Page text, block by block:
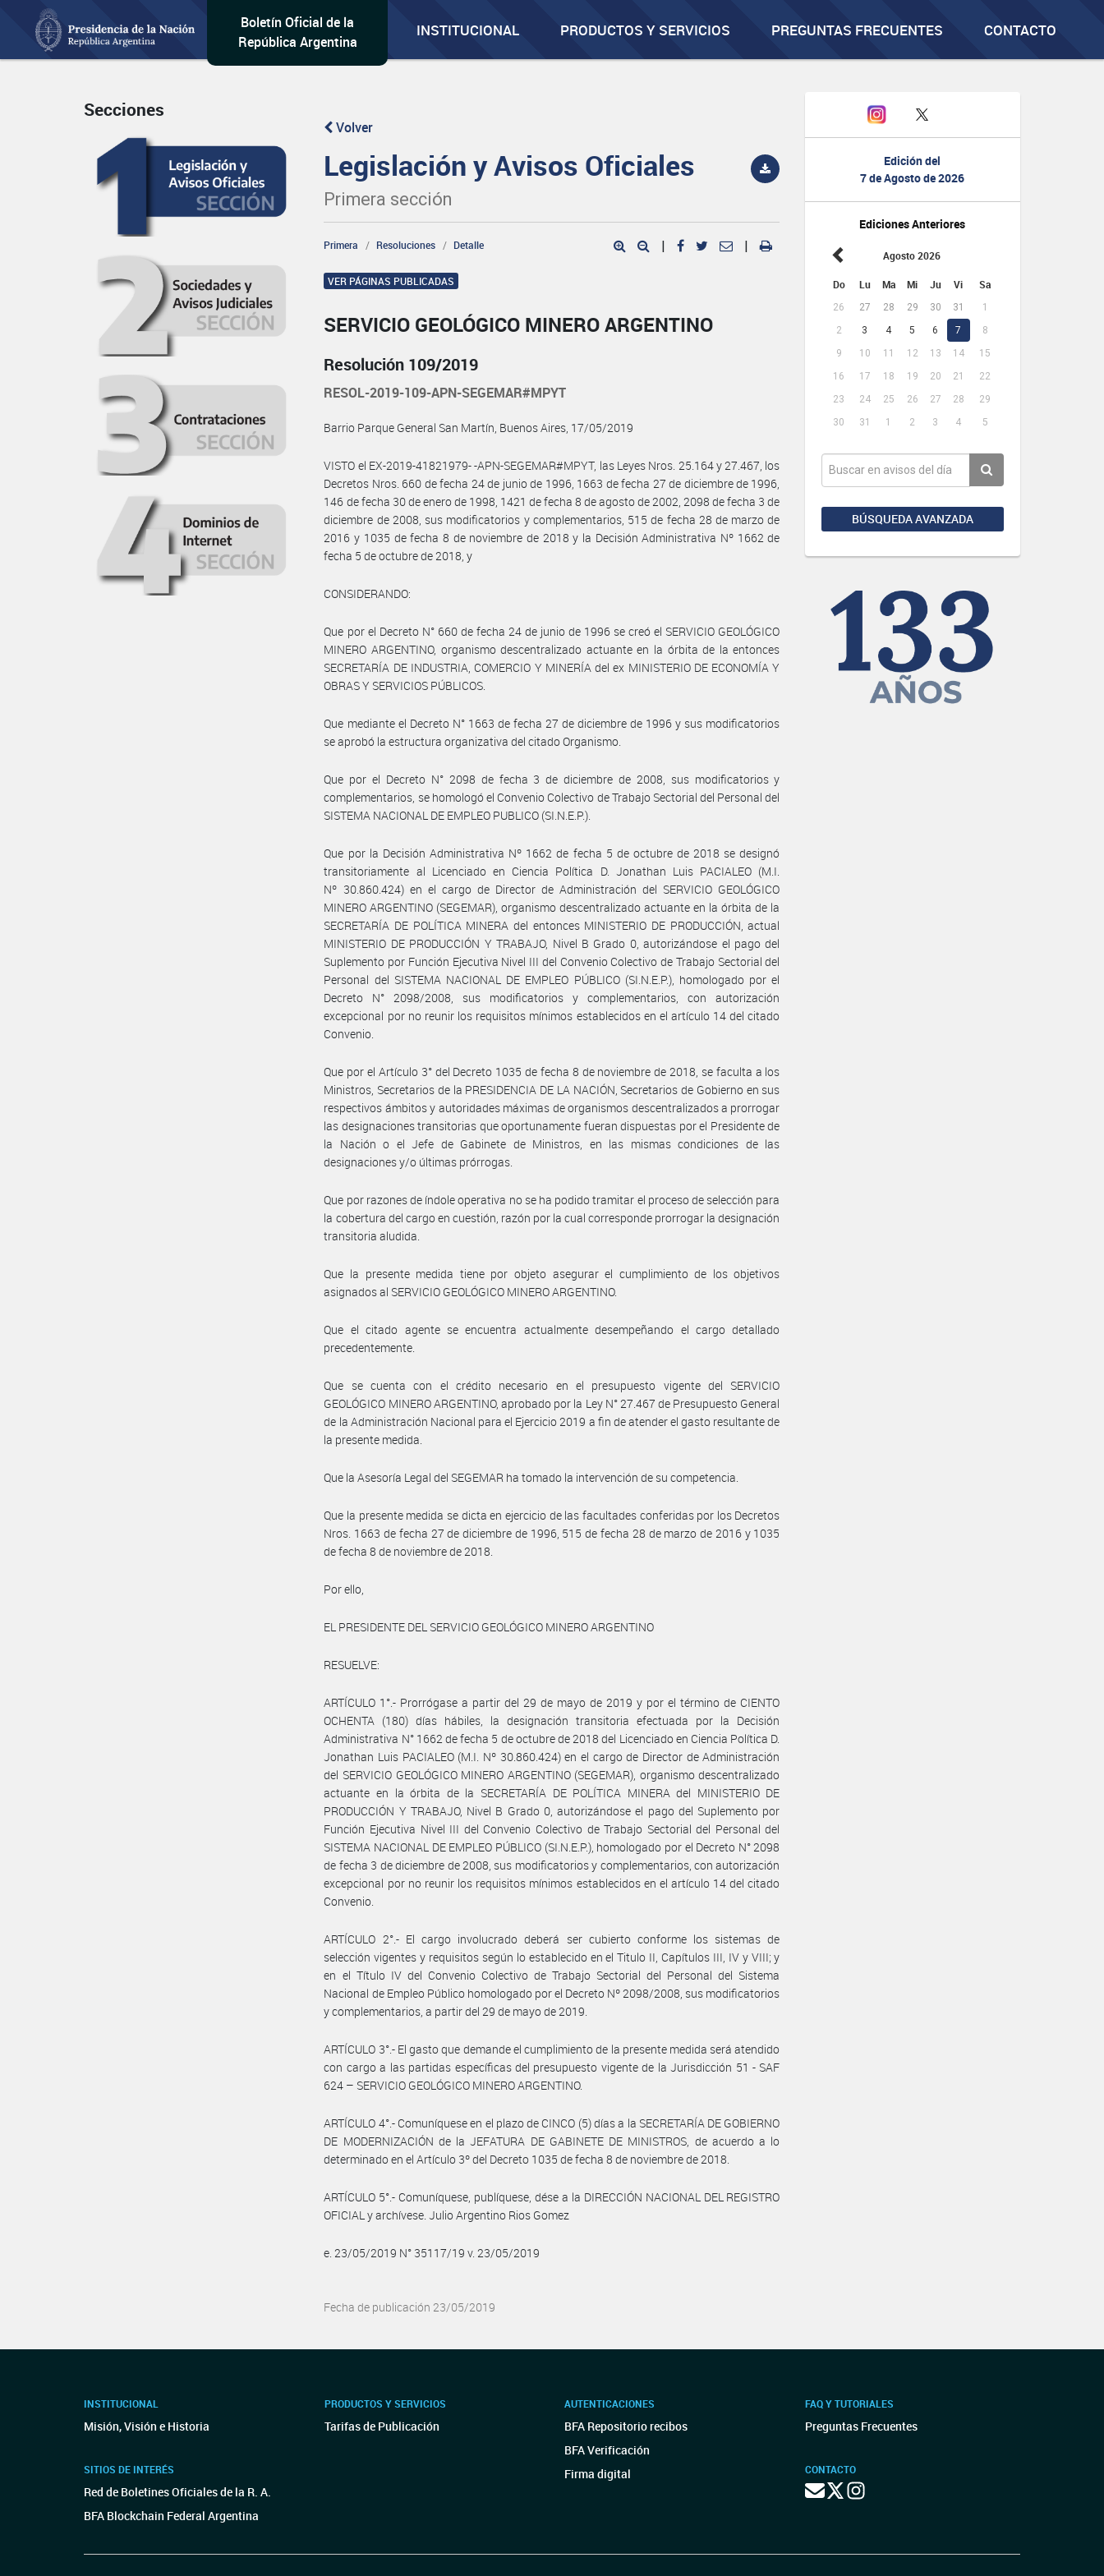
Boletín Oficial de la
República Argentina
INSTITUCIONAL PRODUCTOS Y SERVICIOS PREGUNTAS FRECUENTES CONTACTO
Edición del
7 de Agosto de 2026
Ediciones Anteriores
Agosto 2026
Do Lu Ma Mi Ju Vi Sa
26 27 28 29 30 31
1
2
3 4 5 6 7
8
9
10 11 12 13 14
15
16
17 18 19 20 21
22
23
24 25 26 27 28
29
30
31 1 2 3 4 5
BÚSQUEDA AVANZADA
Secciones
Volver
Legislación y Avisos Oficiales
Primera sección
Primera Resoluciones Detalle | |
VER PÁGINAS PUBLICADAS
SERVICIO GEOLÓGICO MINERO ARGENTINO
Resolución 109/2019
RESOL-2019-109-APN-SEGEMAR#MPYT
Barrio Parque General San Martín, Buenos Aires, 17/05/2019
VISTO el EX-2019-41821979- -APN-SEGEMAR#MPYT, las Leyes Nros. 25.164 y 27.467, los
Decretos Nros. 660 de fecha 24 de junio de 1996, 1663 de fecha 27 de diciembre de 1996,
146 de fecha 30 de enero de 1998, 1421 de fecha 8 de agosto de 2002, 2098 de fecha 3 de
diciembre de 2008, sus modificatorios y complementarios, 515 de fecha 28 de marzo de
2016 y 1035 de fecha 8 de noviembre de 2018 y la Decisión Administrativa Nº 1662 de
fecha 5 de octubre de 2018, y
CONSIDERANDO:
Que por el Decreto N° 660 de fecha 24 de junio de 1996 se creó el SERVICIO GEOLÓGICO
MINERO ARGENTINO, organismo descentralizado actuante en la órbita de la entonces
SECRETARÍA DE INDUSTRIA, COMERCIO Y MINERÍA del ex MINISTERIO DE ECONOMÍA Y
OBRAS Y SERVICIOS PÚBLICOS.
Que mediante el Decreto N° 1663 de fecha 27 de diciembre de 1996 y sus modificatorios
se aprobó la estructura organizativa del citado Organismo.
Que por el Decreto N° 2098 de fecha 3 de diciembre de 2008, sus modificatorios y
complementarios, se homologó el Convenio Colectivo de Trabajo Sectorial del Personal del
SISTEMA NACIONAL DE EMPLEO PUBLICO (SI.N.E.P.).
Que por la Decisión Administrativa Nº 1662 de fecha 5 de octubre de 2018 se designó
transitoriamente al Licenciado en Ciencia Política D. Jonathan Luis PACIALEO (M.I.
Nº 30.860.424) en el cargo de Director de Administración del SERVICIO GEOLÓGICO
MINERO ARGENTINO (SEGEMAR), organismo descentralizado actuante en la órbita de la
SECRETARÍA DE POLÍTICA MINERA del entonces MINISTERIO DE PRODUCCIÓN, actual
MINISTERIO DE PRODUCCIÓN Y TRABAJO, Nivel B Grado 0, autorizándose el pago del
Suplemento por Función Ejecutiva Nivel III del Convenio Colectivo de Trabajo Sectorial del
Personal del SISTEMA NACIONAL DE EMPLEO PÚBLICO (SI.N.E.P.), homologado por el
Decreto N° 2098/2008, sus modificatorios y complementarios, con autorización
excepcional por no reunir los requisitos mínimos establecidos en el artículo 14 del citado
Convenio.
Que por el Artículo 3° del Decreto 1035 de fecha 8 de noviembre de 2018, se faculta a los
Ministros, Secretarios de la PRESIDENCIA DE LA NACIÓN, Secretarios de Gobierno en sus
respectivos ámbitos y autoridades máximas de organismos descentralizados a prorrogar
las designaciones transitorias que oportunamente fueran dispuestas por el Presidente de
la Nación o el Jefe de Gabinete de Ministros, en las mismas condiciones de las
designaciones y/o últimas prórrogas.
Que por razones de índole operativa no se ha podido tramitar el proceso de selección para
la cobertura del cargo en cuestión, razón por la cual corresponde prorrogar la designación
transitoria aludida.
Que la presente medida tiene por objeto asegurar el cumplimiento de los objetivos
asignados al SERVICIO GEOLÓGICO MINERO ARGENTINO.
Que el citado agente se encuentra actualmente desempeñando el cargo detallado
precedentemente.
Que se cuenta con el crédito necesario en el presupuesto vigente del SERVICIO
GEOLÓGICO MINERO ARGENTINO, aprobado por la Ley N° 27.467 de Presupuesto General
de la Administración Nacional para el Ejercicio 2019 a fin de atender el gasto resultante de
la presente medida.
Que la Asesoría Legal del SEGEMAR ha tomado la intervención de su competencia.
Que la presente medida se dicta en ejercicio de las facultades conferidas por los Decretos
Nros. 1663 de fecha 27 de diciembre de 1996, 515 de fecha 28 de marzo de 2016 y 1035
de fecha 8 de noviembre de 2018.
Por ello,
EL PRESIDENTE DEL SERVICIO GEOLÓGICO MINERO ARGENTINO
RESUELVE:
ARTÍCULO 1°.- Prorrógase a partir del 29 de mayo de 2019 y por el término de CIENTO
OCHENTA (180) días hábiles, la designación transitoria efectuada por la Decisión
Administrativa N° 1662 de fecha 5 de octubre de 2018 del Licenciado en Ciencia Política D.
Jonathan Luis PACIALEO (M.I. Nº 30.860.424) en el cargo de Director de Administración
del SERVICIO GEOLÓGICO MINERO ARGENTINO (SEGEMAR), organismo descentralizado
actuante en la órbita de la SECRETARÍA DE POLÍTICA MINERA del MINISTERIO DE
PRODUCCIÓN Y TRABAJO, Nivel B Grado 0, autorizándose el pago del Suplemento por
Función Ejecutiva Nivel III del Convenio Colectivo de Trabajo Sectorial del Personal del
SISTEMA NACIONAL DE EMPLEO PÚBLICO (SI.N.E.P.), homologado por el Decreto N° 2098
de fecha 3 de diciembre de 2008, sus modificatorios y complementarios, con autorización
excepcional por no reunir los requisitos mínimos establecidos en el artículo 14 del citado
Convenio.
ARTÍCULO 2°.- El cargo involucrado deberá ser cubierto conforme los sistemas de
selección vigentes y requisitos según lo establecido en el Titulo II, Capítulos III, IV y VIII; y
en el Título IV del Convenio Colectivo de Trabajo Sectorial del Personal del Sistema
Nacional de Empleo Público homologado por el Decreto Nº 2098/2008, sus modificatorios
y complementarios, a partir del 29 de mayo de 2019.
ARTÍCULO 3°.- El gasto que demande el cumplimiento de la presente medida será atendido
con cargo a las partidas específicas del presupuesto vigente de la Jurisdicción 51 - SAF
624 – SERVICIO GEOLÓGICO MINERO ARGENTINO.
ARTÍCULO 4°.- Comuníquese en el plazo de CINCO (5) días a la SECRETARÍA DE GOBIERNO
DE MODERNIZACIÓN de la JEFATURA DE GABINETE DE MINISTROS, de acuerdo a lo
determinado en el Artículo 3º del Decreto 1035 de fecha 8 de noviembre de 2018.
ARTÍCULO 5°.- Comuníquese, publíquese, dése a la DIRECCIÓN NACIONAL DEL REGISTRO
OFICIAL y archívese. Julio Argentino Rios Gomez
e. 23/05/2019 N° 35117/19 v. 23/05/2019
Fecha de publicación 23/05/2019
INSTITUCIONAL
Misión, Visión e Historia
SITIOS DE INTERÉS
Red de Boletines Oficiales de la R. A.
BFA Blockchain Federal Argentina
PRODUCTOS Y SERVICIOS
Tarifas de Publicación
AUTENTICACIONES
BFA Repositorio recibos
BFA Verificación
Firma digital
FAQ Y TUTORIALES
Preguntas Frecuentes
CONTACTO